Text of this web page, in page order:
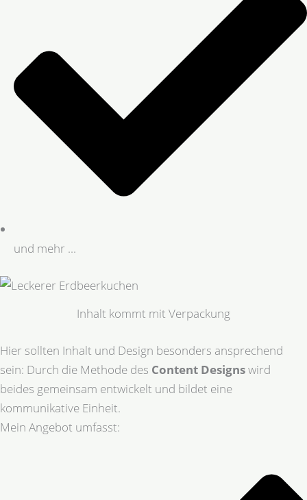
und mehr ...
Inhalt kommt mit Verpackung
Hier sollten Inhalt und Design besonders ansprechend
sein: Durch die Methode des Content Designswird
beides gemeinsam entwickelt und bildet eine
kommunikative Einheit.
Mein Angebot umfasst: